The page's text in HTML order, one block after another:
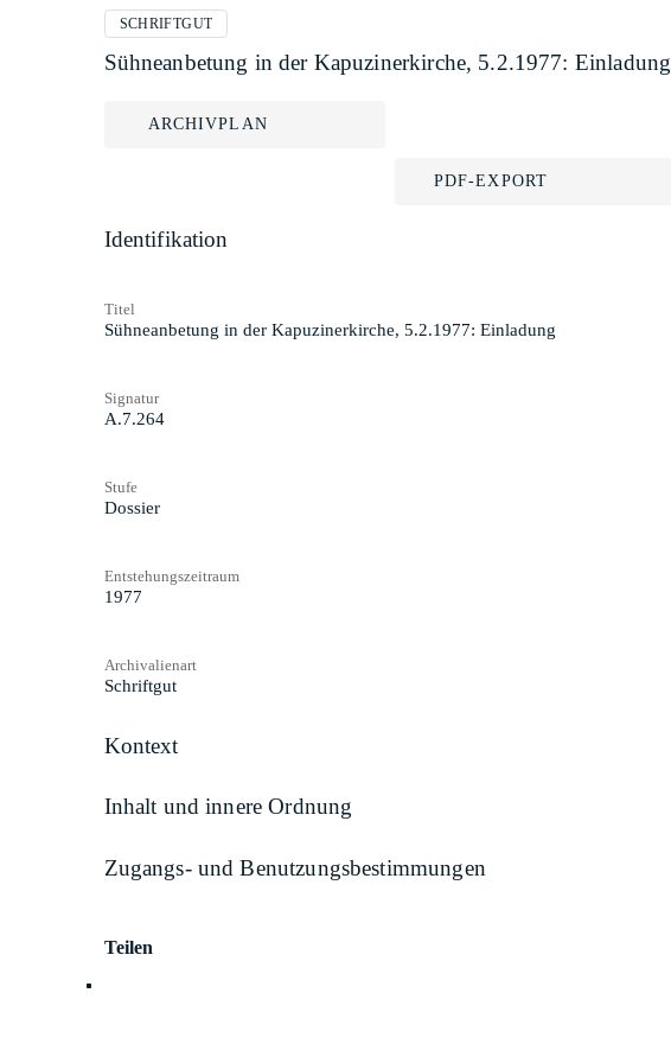
SCHRIFTGUT
Sühneanbetung in der Kapuzinerkirche, 5.2.1977: Einladung
ARCHIVPLAN
PDF-EXPORT
Identifikation
Titel
Sühneanbetung in der Kapuzinerkirche, 5.2.1977: Einladung
Signatur
A.7.264
Stufe
Dossier
Entstehungszeitraum
1977
Archivalienart
Schriftgut
Kontext
Inhalt und innere Ordnung
Zugangs- und Benutzungsbestimmungen
Teilen